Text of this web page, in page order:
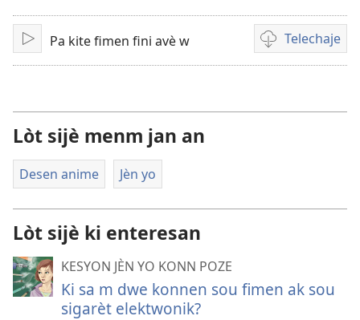
a
lang
Fè
l
Pa kite fimen fini avè w Telechaje
Opsyon
pou
Lòt sijè menm jan an
Desen anime Jèn yo
Lòt sijè ki enteresan
KESYON JÈN YO KONN POZE
Ki sa m dwe konnen sou fimen ak sou
sigarèt elektwonik?